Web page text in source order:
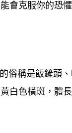
會克服你的恐
俗稱是飯鏟頭
白色橫斑，體長